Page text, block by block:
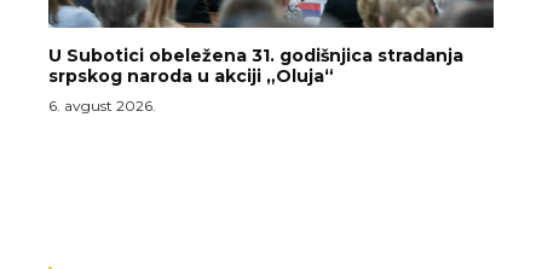
U Subotici obeležena 31. godišnjica stradanja
srpskog naroda u akciji „Oluja“
6. avgust 2026.